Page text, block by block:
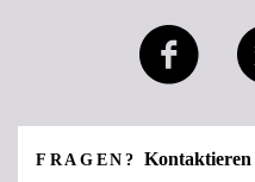
FRAGEN? Kontaktieren